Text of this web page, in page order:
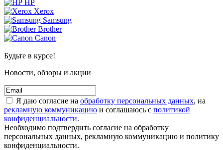
HP
Xerox
Samsung
Brother
Canon
Будьте в курсе!
Новости, обзоры и акции
Я даю согласие на обработку персональных данных, на
рекламную коммуникацию и соглашаюсь с политикой
конфиденциальности.
Необходимо подтвердить согласие на обработку
персональных данных, рекламную коммуникацию и политику
конфиденциальности.